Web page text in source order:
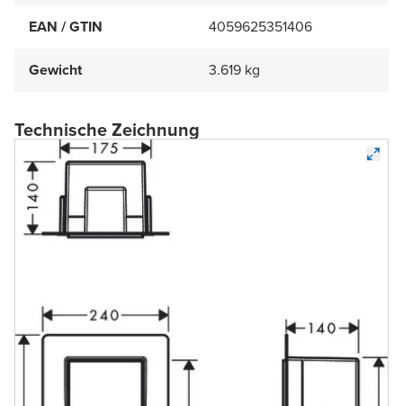
EAN / GTIN 4059625351406
Gewicht 3.619 kg
Technische Zeichnung